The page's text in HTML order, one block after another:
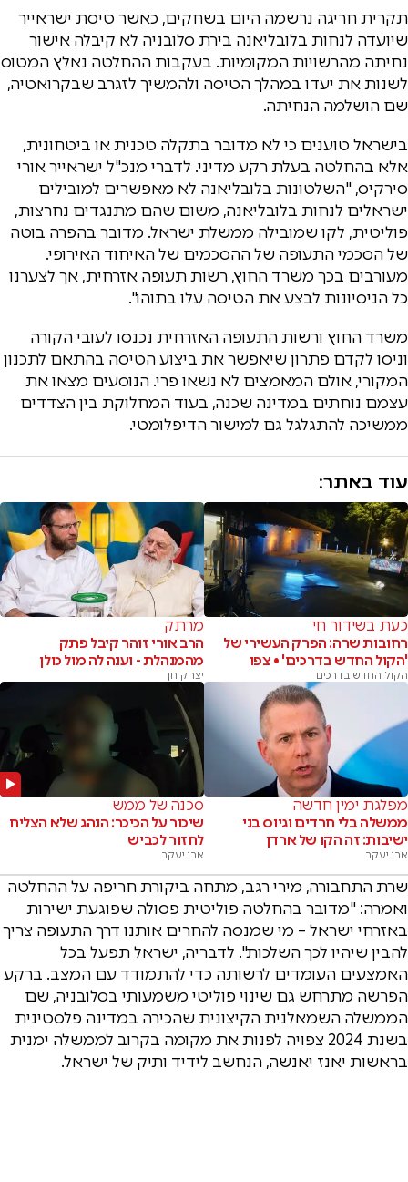
תקרית חריגה נרשמה היום בשחקים, כאשר טיסת ישראייר
שיועדה לנחות בלובליאנה בירת סלובניה לא קיבלה אישור
נחיתה מהרשויות המקומיות. בעקבות ההחלטה נאלץ המטוס
לשנות את יעדו במהלך הטיסה ולהמשיך לזגרב שבקרואטיה,
שם הושלמה הנחיתה.
בישראל טוענים כי לא מדובר בתקלה טכנית או ביטחונית,
אלא בהחלטה בעלת רקע מדיני. לדברי מנכ"ל ישראייר אורי
סירקיס, "השלטונות בלובליאנה לא מאפשרים למובילים
ישראלים לנחות בלובליאנה, משום שהם מתנגדים נחרצות,
פוליטית, לקו שמובילה ממשלת ישראל. מדובר בהפרה בוטה
של הסכמי התעופה של ההסכמים של האיחוד האירופי.
מעורבים בכך משרד החוץ, רשות תעופה אזרחית, אך לצערנו
כל הניסיונות לבצע את הטיסה עלו בתוהו".
משרד החוץ ורשות התעופה האזרחית נכנסו לעובי הקורה
וניסו לקדם פתרון שיאפשר את ביצוע הטיסה בהתאם לתכנון
המקורי, אולם המאמצים לא נשאו פרי. הנוסעים מצאו את
עצמם נוחתים במדינה שכנה, בעוד המחלוקת בין הצדדים
ממשיכה להתגלגל גם למישור הדיפלומטי.
עוד באתר:
כעת בשידור חי
רחובות שרה: הפרק העשירי של
'הקול החדש בדרכים' • צפו
הקול החדש בדרכים
מרתק
הרב אורי זוהר קיבל פתק
מהמנהלת - וענה לה מול כולן
יצחק חן
מפלגת ימין חדשה
ממשלה בלי חרדים וגיוס בני
ישיבות: זה הקו של ארדן
אבי יעקב
סכנה של ממש
שיכור על הכיכר: הנהג שלא הצליח
לחזור לכביש
אבי יעקב
שרת התחבורה, מירי רגב, מתחה ביקורת חריפה על ההחלטה
ואמרה: "מדובר בהחלטה פוליטית פסולה שפוגעת ישירות
באזרחי ישראל – מי שמנסה להחרים אותנו דרך התעופה צריך
להבין שיהיו לכך השלכות". לדבריה, ישראל תפעל בכל
האמצעים העומדים לרשותה כדי להתמודד עם המצב. ברקע
הפרשה מתרחש גם שינוי פוליטי משמעותי בסלובניה, שם
הממשלה השמאלנית הקיצונית שהכירה במדינה פלסטינית
בשנת 2024 צפויה לפנות את מקומה בקרוב לממשלה ימנית
בראשות יאנז יאנשה, הנחשב לידיד ותיק של ישראל.